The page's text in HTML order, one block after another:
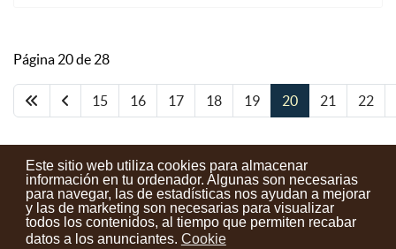
Este sitio web utiliza cookies para almacenar
información en tu ordenador. Algunas son necesarias
para navegar, las de estadísticas nos ayudan a mejorar
y las de marketing son necesarias para visualizar
todos los contenidos, al tiempo que permiten recabar
datos a los anunciantes. Cookie
Página 20 de 28
15 16 17 18 19 20 21 22
Contactos Condiciones de uso Aviso legal
Noticias